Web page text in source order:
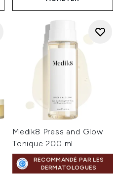
Medik8 Press and Glow
Tonique 200 ml
RECOMMANDÉ PAR LES
DERMATOLOGUES